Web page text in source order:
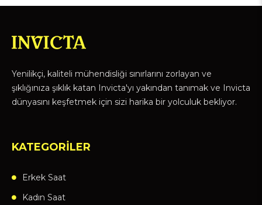
Yenilikçi, kaliteli mühendisliği sınırlarını zorlayan ve
şıklığınıza şıklık katan Invicta'yı yakından tanımak ve Invicta
dünyasını keşfetmek için sizi harika bir yolculuk bekliyor.
KATEGORİLER
Erkek Saat
Kadın Saat